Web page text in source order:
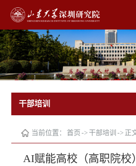
干部培训
当前位置： 首页 -> 干部培训 -> 正
AI赋能高校（高职院校